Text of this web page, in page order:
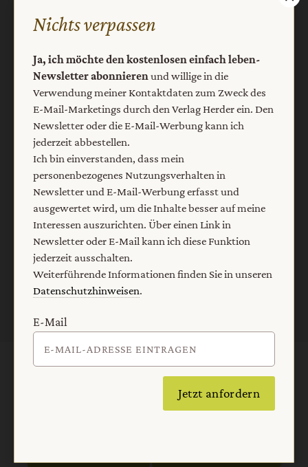
durch den Verlag Herder ein. Den Newsletter oder die E-
Mail-Werbung kann ich jederzeit abbestellen.
Nutzungsverhalten in Newsletter und E-Mail-Werbung
erfasst und ausgewertet wird, um die Inhalte besser auf
meine Interessen auszurichten. Über einen Link in
Newsletter oder E-Mail kann ich diese Funktion jederzeit
ausschalten.
Weiterführende Informationen finden Sie in unseren
Datenschutzhinweisen.
E-Mail
AGB und Widerrufsbelehrung Datenschutz
Impressum
Nichts verpassen
Ja, ich möchte den kostenlosen einfach leben-
Newsletter abonnierenund willige in die
Verwendung meiner Kontaktdaten zum Zweck des
E-Mail-Marketings durch den Verlag Herder ein. Den
Newsletter oder die E-Mail-Werbung kann ich
jederzeit abbestellen.
Ich bin einverstanden, dass mein
personenbezogenes Nutzungsverhalten in
Newsletter und E-Mail-Werbung erfasst und
ausgewertet wird, um die Inhalte besser auf meine
Interessen auszurichten. Über einen Link in
Newsletter oder E-Mail kann ich diese Funktion
jederzeit ausschalten.
Weiterführende Informationen finden Sie in unseren
Datenschutzhinweisen.
E-Mail
Jetzt anfordern